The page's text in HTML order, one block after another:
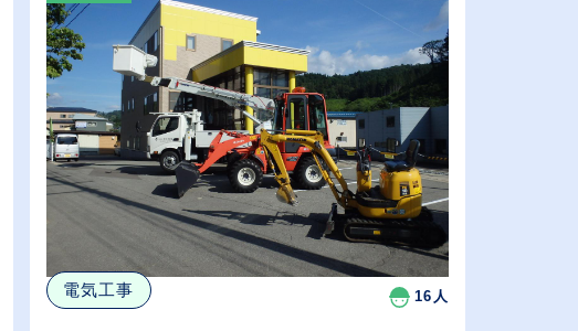
電気工事 16人